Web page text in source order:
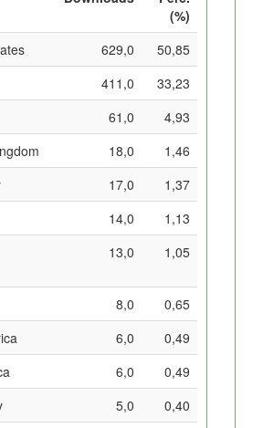
(%)
629,0
50,85
411,0
33,23
61,0
4,93
18,0
1,46
17,0
1,37
14,0
1,13
13,0 1,05
8,0
0,65
6,0
0,49
6,0
0,49
5,0
0,40